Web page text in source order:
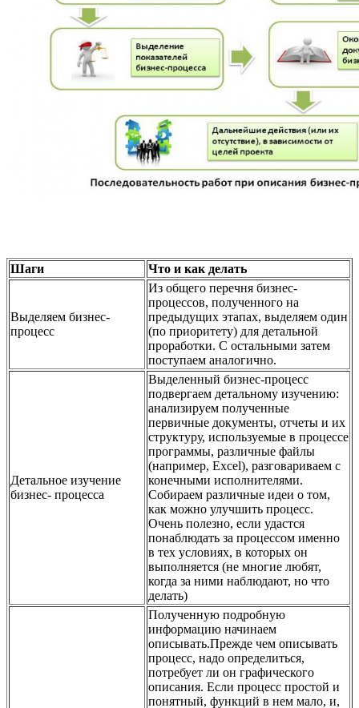
Шаги Что и как делать
Выделяем бизнес-
процесс
Из общего перечня бизнес-
процессов, полученного на
предыдущих этапах, выделяем один
(по приоритету) для детальной
проработки. С остальными затем
поступаем аналогично.
Детальное изучение
бизнес- процесса
Выделенный бизнес-процесс
подвергаем детальному изучению:
анализируем полученные
первичные документы, отчеты и их
структуру, используемые в процессе
программы, различные файлы
(например, Excel), разговариваем с
конечными исполнителями.
Собираем различные идеи о том,
как можно улучшить процесс.
Очень полезно, если удастся
понаблюдать за процессом именно
в тех условиях, в которых он
выполняется (не многие любят,
когда за ними наблюдают, но что
делать)
Полученную подробную
информацию начинаем
описывать.Прежде чем описывать
процесс, надо определиться,
потребует ли он графического
описания. Если процесс простой и
понятный, функций в нем мало, и,